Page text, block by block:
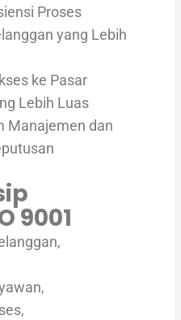
Proses
yang Lebih
ke Pasar
Lebih Luas
Manajemen dan
9001